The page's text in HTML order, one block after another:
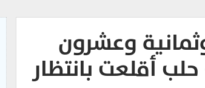
وعشرون
أقلعت بانتظار